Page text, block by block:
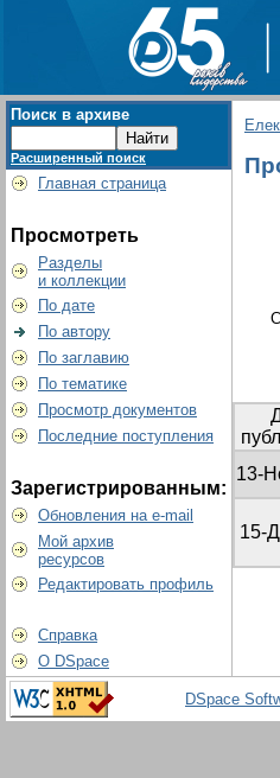
Поиск в архиве
Расширенный поиск
Главная страница
Просмотреть
Разделы
и коллекции
По дате
По автору
По заглавию
По тематике
Просмотр документов
Последние поступления
Зарегистрированным:
Обновления на e-mail
Мой архив
ресурсов
Редактировать профиль
Справка
О DSpace
13-
15-
DSpace